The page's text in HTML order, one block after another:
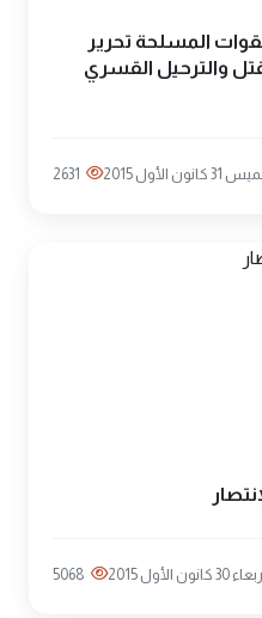
المسلحة تحرير
والترحيل القسري
كانون الأول 2015 2631
كانون الأول 2015 5068